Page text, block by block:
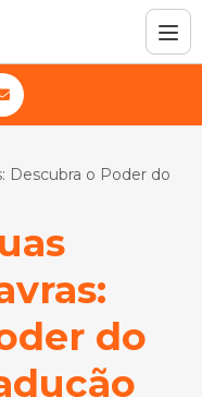
Descubra o Poder do
do